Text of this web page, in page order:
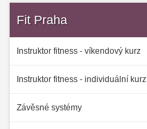
Fit Praha
Instruktor fitness - víkendový kurz
Instruktor fitness - individuální kurz
Závěsné systémy